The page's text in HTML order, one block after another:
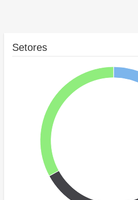
Setores